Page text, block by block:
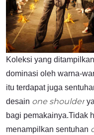
Koleksi yang
dominasi oleh warna-
itu terdapat juga
desain one shoulder
bagi pemakainya.Tidak
menampilkan sentuhan